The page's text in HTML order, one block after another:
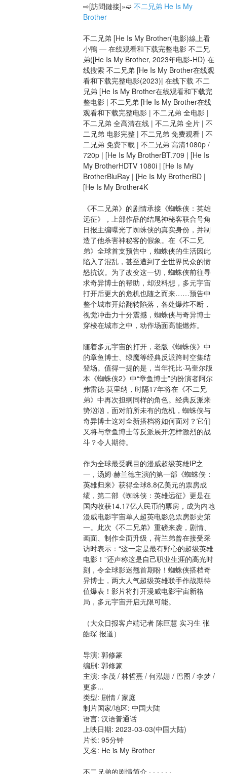
⇨[訪問鏈接]»➫ 不二兄弟 He Is My
Brother
不二兄弟 [He Is My Brother(电影)線上看
小鴨 ― 在线观看和下载完整电影 不二兄
弟([He Is My Brother, 2023年电影-HD) 在
线搜索 不二兄弟 [He Is My Brother在线观
看和下载完整电影(2023)| 在线下载 不二
兄弟 [He Is My Brother在线观看和下载完
整电影 | 不二兄弟 [He Is My Brother在线
观看和下载完整电影 | 不二兄弟 全电影 |
不二兄弟 全高清在线 | 不二兄弟 全片 | 不
二兄弟 电影完整 | 不二兄弟 免费观看 | 不
二兄弟 免费下载 | 不二兄弟 高清1080p /
720p | [He Is My BrotherBT.709 | [He Is
My BrotherHDTV 1080i | [He Is My
BrotherBluRay | [He Is My BrotherBD |
[He Is My Brother4K
《不二兄弟》的剧情承接《蜘蛛侠：英雄
远征》，上部作品的结尾神秘客联合号角
日报主编曝光了蜘蛛侠的真实身份，并制
造了他杀害神秘客的假象。在《不二兄
弟》全球首支预告中，蜘蛛侠的生活因此
陷入了混乱，甚至遭到了全世界民众的愤
怒抗议。为了改变这一切，蜘蛛侠前往寻
求奇异博士的帮助，却没料想，多元宇宙
打开后更大的危机也随之而来……预告中
整个城市开始翻转陷落，各处爆炸不断，
视觉冲击力十分震撼，蜘蛛侠与奇异博士
穿梭在城市之中，动作场面高能燃炸。
随着多元宇宙的打开，老版《蜘蛛侠》中
的章鱼博士、绿魔等经典反派跨时空集结
登场。值得一提的是，当年托比·马奎尔版
本《蜘蛛侠2》中“章鱼博士”的扮演者阿尔
弗雷德·莫里纳，时隔17年将在《不二兄
弟》中再次担纲同样的角色。经典反派来
势汹汹，面对前所未有的危机，蜘蛛侠与
奇异博士这对全新搭档将如何面对？它们
又将与章鱼博士等反派展开怎样激烈的战
斗？令人期待。
作为全球最受瞩目的漫威超级英雄IP之
一，汤姆·赫兰德主演的第一部《蜘蛛侠：
英雄归来》获得全球8.8亿美元的票房成
绩，第二部《蜘蛛侠：英雄远征》更是在
国内收获14.17亿人民币的票房，成为内地
漫威电影宇宙单人超英电影总票房影史第
一。此次《不二兄弟》重磅来袭，剧情、
画面、制作全面升级，荷兰弟曾在接受采
访时表示：“这一定是最有野心的超级英雄
电影！”还声称这是自己职业生涯的高光时
刻，令全球影迷翘首期盼！蜘蛛侠搭档奇
异博士，两大人气超级英雄联手作战期待
值爆表！影片将打开漫威电影宇宙新格
局，多元宇宙开启无限可能。
（大众日报客户端记者 陈巨慧 实习生 张
皓琛 报道）
导演: 郭修篆
编剧: 郭修篆
主演: 李茂 / 林哲熹 / 何泓姗 / 巴图 / 李梦 /
更多...
类型: 剧情 / 家庭
制片国家/地区: 中国大陆
语言: 汉语普通话
上映日期: 2023-03-03(中国大陆)
片长: 95分钟
又名: He is My Brother
不二兄弟的剧情简介 · · · · · ·